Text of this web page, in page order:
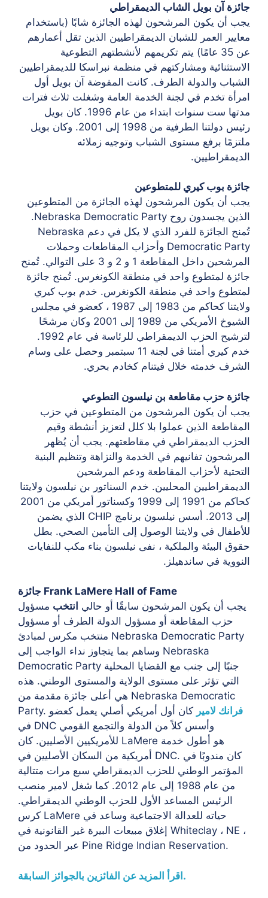
جائزة آن بويل الشاب الديمقراطي
يجب أن يكون المرشحون لهذه الجائزة شابًا (باستخدام
معايير العمر للشبان الديمقراطيين الذين تقل أعمارهم
عن 35 عامًا) يتم تكريمهم لأنشطتهم التطوعية
الاستثنائية ومشاركتهم في منظمة نبراسكا للديمقراطيين
الشباب والدولة الطرف. كانت المفوضة آن بويل أول
امرأة تخدم في لجنة الخدمة العامة وشغلت ثلاث فترات
مدتها ست سنوات ابتداء من عام 1996. كان بويل
رئيس دولتنا الطرفية من 1998 إلى 2001. وكان بويل
ملتزمًا برفع مستوى الشباب وتوجيه زملائه
الديمقراطيين.
جائزة بوب كيري للمتطوعين
يجب أن يكون المرشحون لهذه الجائزة من المتطوعين
الذين يجسدون روح Nebraska Democratic Party.
تُمنح الجائزة للفرد الذي لا يكل في دعم Nebraska
Democratic Party وأحزاب المقاطعات وحملات
المرشحين داخل المقاطعة 1 و 2 و 3 على التوالي. تُمنح
جائزة لمتطوع واحد في منطقة الكونغرس. تُمنح جائزة
لمتطوع واحد في منطقة الكونغرس. خدم بوب كيري
ولايتنا كحاكم من 1983 إلى 1987 ، كعضو في مجلس
الشيوخ الأمريكي من 1989 إلى 2001 وكان مرشحًا
لترشيح الحزب الديمقراطي للرئاسة في عام 1992.
خدم كيري أمتنا في لجنة 11 سبتمبر وحصل على وسام
الشرف خدمته خلال فيتنام كخادم بحري.
جائزة حزب مقاطعة بن نيلسون التطوعي
يجب أن يكون المرشحون من المتطوعين في حزب
المقاطعة الذين عملوا بلا كلل لتعزيز أنشطة وقيم
الحزب الديمقراطي في مقاطعتهم. يجب أن يُظهر
المرشحون تفانيهم في الخدمة والنزاهة وتنظيم البنية
التحتية لأحزاب المقاطعة ودعم المرشحين
الديمقراطيين المحليين. خدم السناتور بن نيلسون ولايتنا
كحاكم من 1991 إلى 1999 وكسناتور أمريكي من 2001
إلى 2013. أسس نيلسون برنامج CHIP الذي يضمن
للأطفال في ولايتنا الوصول إلى التأمين الصحي. بطل
حقوق البيئة والملكية ، نفى نيلسون بناء مكب للنفايات
النووية في ساندهيلز.
جائزة Frank LaMere Hall of Fame
يجب أن يكون المرشحون سابقًا أو حالي انتخب مسؤول
حزب المقاطعة أو مسؤول الدولة الطرف أو مسؤول
منتخب مكرس لمبادئ Nebraska Democratic Party
وساهم بما يتجاوز نداء الواجب إلى Nebraska
Democratic Party جنبًا إلى جنب مع القضايا المحلية
التي تؤثر على مستوى الولاية والمستوى الوطني. هذه
هي أعلى جائزة مقدمة من Nebraska Democratic
Party.
فرانك لامير كان أول أمريكي أصلي يعمل كعضو
في DNC وأسس كلاً من الدولة والتجمع القومي
للأمريكيين الأصليين. كان LaMere هو أطول خدمة
أمريكية من السكان الأصليين في DNC. كان مندوبًا في
المؤتمر الوطني للحزب الديمقراطي سبع مرات متتالية
من عام 1988 إلى عام 2012. كما شغل لامير منصب
الرئيس المساعد الأول للحزب الوطني الديمقراطي.
كرس LaMere حياته للعدالة الاجتماعية وساعد في
إغلاق مبيعات البيرة غير القانونية في Whiteclay ، NE ،
عبر الحدود من Pine Ridge Indian Reservation.
اقرأ المزيد عن الفائزين بالجوائز السابقة.